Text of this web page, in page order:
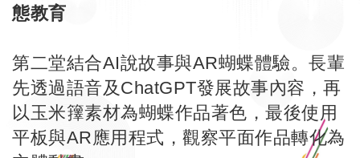
態教育
第二堂結合AI說故事與AR蝴蝶體驗。長輩
先透過語音及ChatGPT發展故事內容，再
以玉米籜素材為蝴蝶作品著色，最後使用
平板與AR應用程式，觀察平面作品轉化為